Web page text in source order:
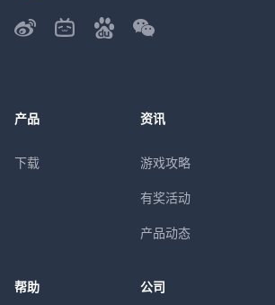
产品
下载
资讯
游戏攻略
有奖活动
产品动态
帮助 公司